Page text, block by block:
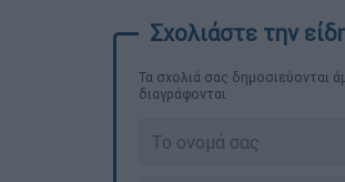
Τα σχολιά σας δημοσιεύονται
διαγράφονται